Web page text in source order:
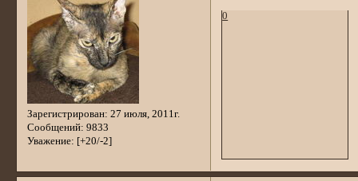
Зарегистрирован: 27 июля, 2011г.
Сообщений: 9833
Уважение: [+20/-2]
0